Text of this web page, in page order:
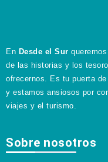
En Desde el Sur
de las historias y los
ofrecernos. Es tu puerta
y estamos ansiosos por
viajes y el turismo.
Sobre nosotros